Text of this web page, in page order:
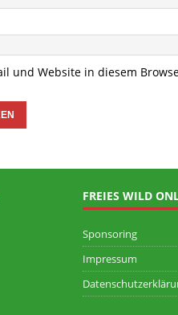
und Website in diesem
FREIES WILD
Sponsoring
Impressum